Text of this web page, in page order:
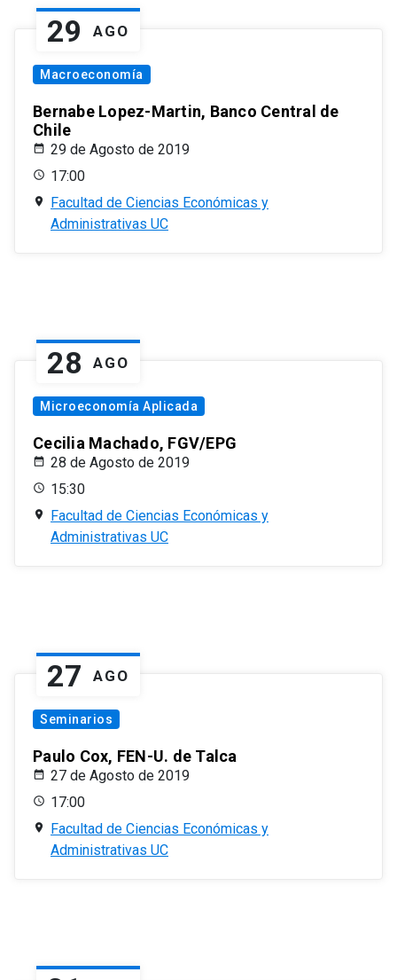
29 AGO
Macroeconomía
Bernabe Lopez-Martin, Banco Central de
Chile
29 de Agosto de 2019
17:00
Facultad de Ciencias Económicas y
Administrativas UC
28 AGO
Microeconomía Aplicada
Cecilia Machado, FGV/EPG
28 de Agosto de 2019
15:30
Facultad de Ciencias Económicas y
Administrativas UC
27 AGO
Seminarios
Paulo Cox, FEN-U. de Talca
27 de Agosto de 2019
17:00
Facultad de Ciencias Económicas y
Administrativas UC